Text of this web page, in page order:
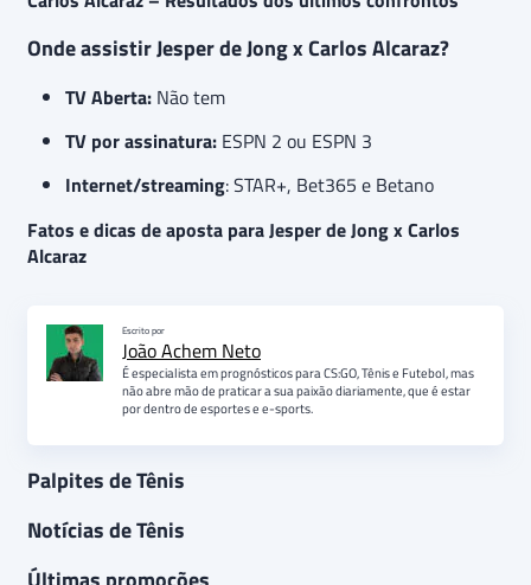
Onde assistir Jesper de Jong x Carlos Alcaraz?
TV Aberta: Não tem
TV por assinatura: ESPN 2 ou ESPN 3
Internet/streaming: STAR+, Bet365 e Betano
Fatos e dicas de aposta para Jesper de Jong x Carlos
Alcaraz
Escrito por
João Achem Neto
É especialista em prognósticos para CS:GO, Tênis e Futebol, mas
não abre mão de praticar a sua paixão diariamente, que é estar
por dentro de esportes e e-sports.
Palpites de Tênis
Notícias de Tênis